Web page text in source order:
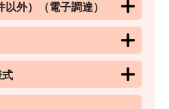
外）（電子調達）
式